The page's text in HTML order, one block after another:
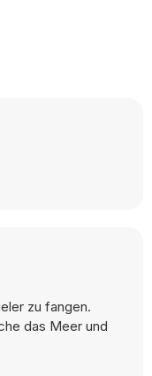
zu fangen.
das Meer und